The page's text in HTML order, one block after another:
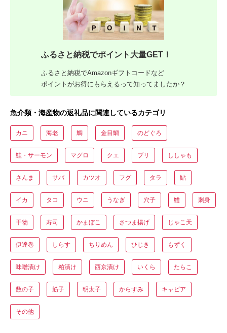
ふるさと納税でポイント大量GET！
ふるさと納税でAmazonギフトコードなど
ポイントがお得にもらえるって知ってましたか？
魚介類・海産物の返礼品に関連しているカテゴリ
カニ 海老 鯛 金目鯛 のどぐろ
鮭・サーモン マグロ クエ ブリ ししゃも
さんま サバ カツオ フグ タラ 鮎
イカ タコ ウニ うなぎ 穴子 鱧 刺身
干物 寿司 かまぼこ さつま揚げ じゃこ天
伊達巻 しらす ちりめん ひじき もずく
味噌漬け 粕漬け 西京漬け いくら たらこ
数の子 筋子 明太子 からすみ キャビア
その他